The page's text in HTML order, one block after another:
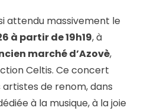
attendu massivement le
à partir de 19h19, à
marché d’Azovè,
Celtis. Ce concert
de renom, dans
à la musique, à la joie